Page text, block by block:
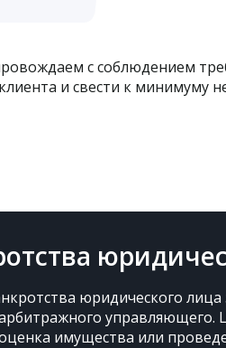
с соблюдением
и свести к минимуму
юридического
имущества или